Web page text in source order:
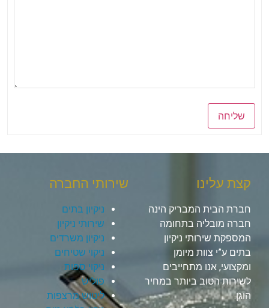
שליחה
קצת עלינו
חברת הבית המבריק הינה
חברה מובליה בתחומה
המספקת שירותי ניקיון
בתים ע”י צוות מיומן
ומקצועי, אנו מתחייבים
לשירות הטוב ביותר במחיר
הוגן.
שירותי החברה
ניקיון בתים
שירותי ניקיון
ניקיון משרדים
ניקוי שטיחים
ניקוי ספות
פוליש
ליטוש מרצפות